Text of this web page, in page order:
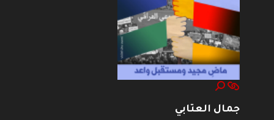
جمال العتابي